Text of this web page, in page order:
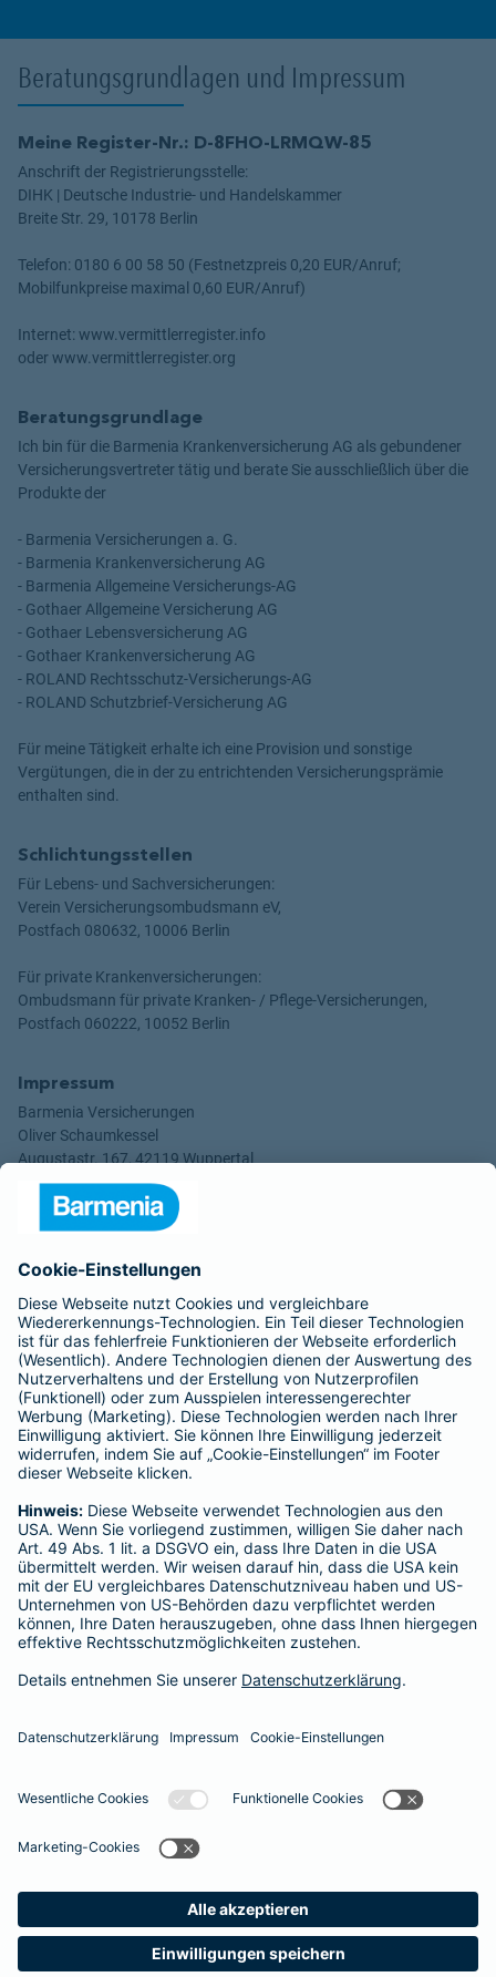
Beratungsgrundlagen und Impressum
Meine Register-Nr.: D-8FHO-LRMQW-85
Anschrift der Registrierungsstelle:
DIHK | Deutsche Industrie- und Handelskammer
Breite Str. 29, 10178 Berlin
Telefon: 0180 6 00 58 50 (Festnetzpreis 0,20 EUR/Anruf;
Mobilfunkpreise maximal 0,60 EUR/Anruf)
Internet: www.vermittlerregister.info
oder www.vermittlerregister.org
Beratungsgrundlage
Ich bin für die Barmenia Krankenversicherung AG als gebundener
Versicherungsvertreter tätig und berate Sie ausschließlich über die
Produkte der
- Barmenia Versicherungen a. G.
- Barmenia Krankenversicherung AG
- Barmenia Allgemeine Versicherungs-AG
- Gothaer Allgemeine Versicherung AG
- Gothaer Lebensversicherung AG
- Gothaer Krankenversicherung AG
- ROLAND Rechtsschutz-Versicherungs-AG
- ROLAND Schutzbrief-Versicherung AG
Für meine Tätigkeit erhalte ich eine Provision und sonstige
Vergütungen, die in der zu entrichtenden Versicherungsprämie
enthalten sind.
Schlichtungsstellen
Für Lebens- und Sachversicherungen:
Verein Versicherungsombudsmann eV,
Postfach 080632, 10006 Berlin
Für private Krankenversicherungen:
Ombudsmann für private Kranken- / Pflege-Versicherungen,
Postfach 060222, 10052 Berlin
Impressum
Barmenia Versicherungen
Oliver Schaumkessel
Augustastr. 167, 42119 Wuppertal
Mobil: (01 60) 5 50 16 48
E-Mail: oliver.schaumkessel@barmenia.de
Vermittlerregisternummer: D-8FHO-LRMQW-85
Anschrift der Registrierungsstelle:
Deutscher Industrie- und Handelskammertag (DIHK) e.V.
Breite Straße 29, 10178 Berlin
Telefon: 0-18 05 00 58 50
(14 Cent/Min aus dem deutschen Festnetz, abweichende
Preise aus dem Mobilfunknetz möglich)
www.vermittlerregister.info oder
www.vermittlerregister.org
Schlichtungsstellen: Für Lebens- und Sachversicherungen:
Versicherungs-Ombudsmann e.V.
Postfach 08 06 32
10006 Berlin
Für private Kranken- und Pflegeversicherungen:
Ombudsmann – Private Kranken- und Pflegeversicherung,
10052 Berlin
Datenschutz
Impressum/Rechtshinweise
Einfach. Menschlich.